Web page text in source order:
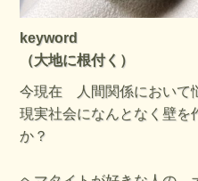
keyword
（大地に根付く）
今現在 人間関係において
現実社会になんとなく壁を
か？